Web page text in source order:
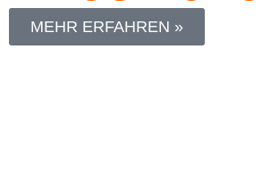
MEHR ERFAHREN »